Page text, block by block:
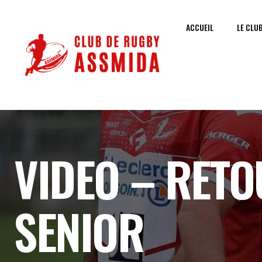
ACCUEIL LE CLUB
VIDEO –
SENIOR